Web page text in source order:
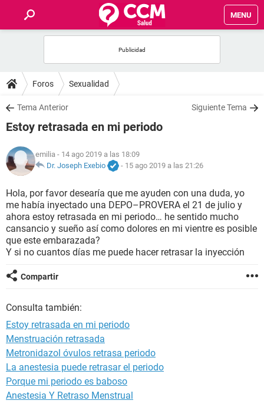
MENU
FOROS
SALUD
FAMILIA
NUTRICIÓN
BIENESTAR
SEXUALIDAD
GLOSARIO
Foros Sexualidad
Tema Anterior Siguiente Tema
Estoy retrasada en mi periodo
emilia - 14 ago 2019 a las 18:09
Dr. Joseph Exebio
- 15 ago 2019 a las 21:26
Hola, por favor desearía que me ayuden con una duda, yo
me había inyectado una DEPO–PROVERA el 21 de julio y
ahora estoy retrasada en mi periodo… he sentido mucho
cansancio y sueño así como dolores en mi vientre es posible
que este embarazada?
Y si no cuantos días me puede hacer retrasar la inyección
Compartir
Consulta también:
Estoy retrasada en mi periodo
Menstruación retrasada
Metronidazol óvulos retrasa periodo
La anestesia puede retrasar el periodo
Porque mi periodo es baboso
Anestesia Y Retraso Menstrual